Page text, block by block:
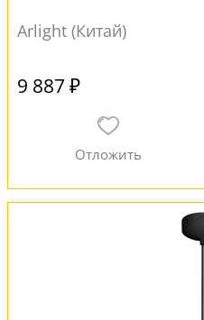
Arlight (Китай)
9 887 ₽